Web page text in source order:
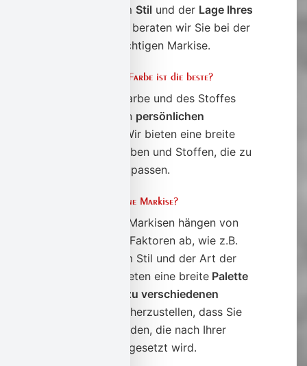
, dem Stil und der Lage Ihres
Gerne beraten wir Sie bei der
Auswahl der richtigen Markise.
Welche Markisen-Farbe ist die beste?
Die Wahl der Farbe und des Stoffes
hängt von Ihren persönlichen
ab. Wir bieten eine breite
Palette von Farben und Stoffen, die zu
jedem Hausstil passen.
Wie viel kosten eine Markise?
Die Kosten für Markisen hängen von
verschiedenen Faktoren ab, wie z.B.
der Größe, dem Stil und der Art der
Markise. Wir bieten eine breite Palette
von Markisen zu verschiedenen
, um sicherzustellen, dass Sie
eine Lösung finden, die nach Ihrer
Vorstellung umgesetzt wird.